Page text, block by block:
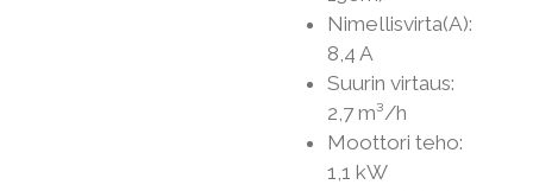
Nimellisvirta(A):
8,4 A
Suurin virtaus:
2,7 m³/h
Moottori teho:
1,1 kW